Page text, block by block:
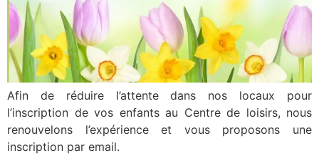
Afin de réduire l’attente dans nos locaux pour
l’inscription de vos enfants au Centre de loisirs, nous
renouvelons l’expérience et vous proposons une
inscription par email.